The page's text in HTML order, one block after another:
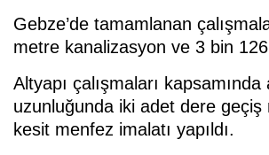
Gebze’de tamamlanan
metre kanalizasyon ve 3 bin
Altyapı çalışmaları
uzunluğunda iki adet dere geçiş
kesit menfez imalatı yapıldı.